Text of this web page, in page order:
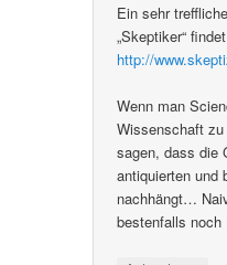
Ein sehr
„Skeptiker“
http://
Wenn man
Wissenschaft
sagen, dass die
antiquierten und
nachhängt…
bestenfalls noch